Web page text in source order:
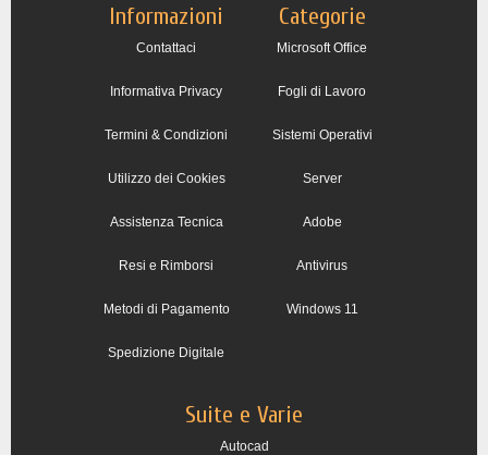
Informazioni
Contattaci
Informativa Privacy
Termini & Condizioni
Utilizzo dei Cookies
Assistenza Tecnica
Resi e Rimborsi
Metodi di Pagamento
Spedizione Digitale
Categorie
Microsoft Office
Fogli di Lavoro
Sistemi Operativi
Server
Adobe
Antivirus
Windows 11
Suite e Varie
Autocad